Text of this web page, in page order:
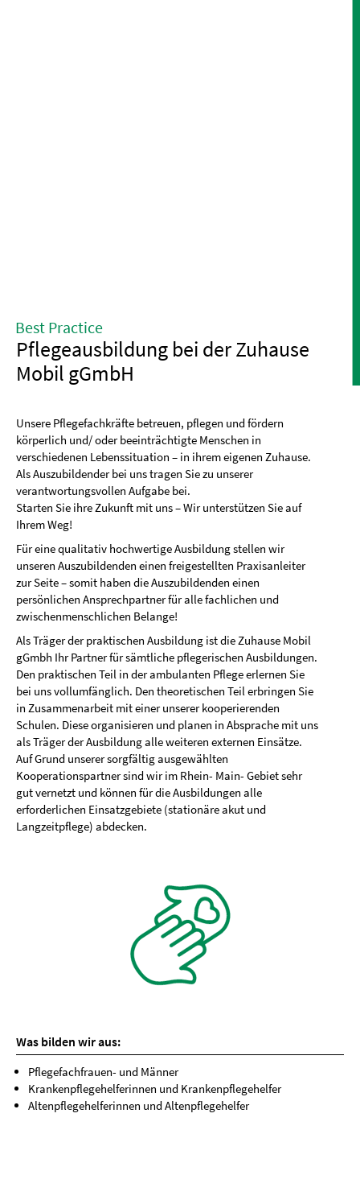
Best Practice
Pflegeausbildung bei der Zuhause
Mobil gGmbH
Unsere Pflegefachkräfte betreuen, pflegen und fördern
körperlich und/ oder beeinträchtigte Menschen in
verschiedenen Lebenssituation – in ihrem eigenen Zuhause.
Als Auszubildender bei uns tragen Sie zu unserer
verantwortungsvollen Aufgabe bei.
Starten Sie ihre Zukunft mit uns – Wir unterstützen Sie auf
Ihrem Weg!
Für eine qualitativ hochwertige Ausbildung stellen wir
unseren Auszubildenden einen freigestellten Praxisanleiter
zur Seite – somit haben die Auszubildenden einen
persönlichen Ansprechpartner für alle fachlichen und
zwischenmenschlichen Belange!
Als Träger der praktischen Ausbildung ist die Zuhause Mobil
gGmbh Ihr Partner für sämtliche pflegerischen Ausbildungen.
Den praktischen Teil in der ambulanten Pflege erlernen Sie
bei uns vollumfänglich. Den theoretischen Teil erbringen Sie
in Zusammenarbeit mit einer unserer kooperierenden
Schulen. Diese organisieren und planen in Absprache mit uns
als Träger der Ausbildung alle weiteren externen Einsätze.
Auf Grund unserer sorgfältig ausgewählten
Kooperationspartner sind wir im Rhein- Main- Gebiet sehr
gut vernetzt und können für die Ausbildungen alle
erforderlichen Einsatzgebiete (stationäre akut und
Langzeitpflege) abdecken.
Was bilden wir aus:
Pflegefachfrauen- und Männer
Krankenpflegehelferinnen und Krankenpflegehelfer
Altenpflegehelferinnen und Altenpflegehelfer